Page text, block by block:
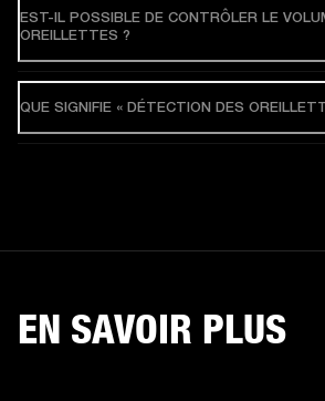
EST-IL POSSIBLE DE CONTRÔLER LE
OREILLETTES ?
QUE SIGNIFIE « DÉTECTION DES
EN SAVOIR PLUS